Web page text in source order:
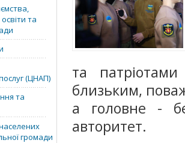
та
(ЦНАП)
та
громади
та
близьким,
а головне -
авторитет.